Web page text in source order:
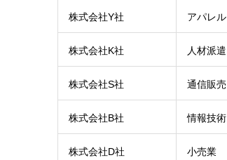
株式会社Y社 アパレル
株式会社K社 人材派遣
株式会社S社 通信販売
株式会社B社 情報技術
株式会社D社 小売業